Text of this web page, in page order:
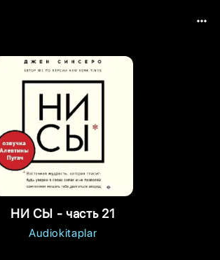
НИ СЫ - часть 21
Audiokitaplar